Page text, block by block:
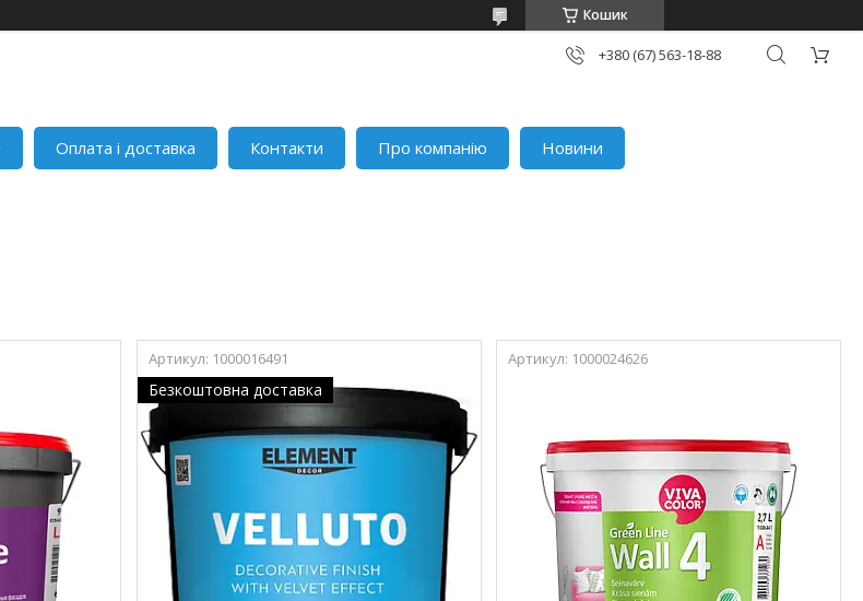
Кошик
+380 (67) 563-18-88
Оплата і доставка Контакти Про компанію Новини
1000016491
Безкоштовна доставка
1000024626